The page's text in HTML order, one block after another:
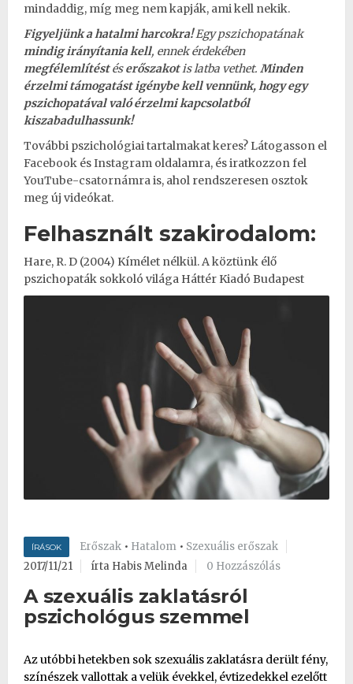
mindaddig, míg meg nem kapják, ami kell nekik.
Figyeljünk a hatalmi harcokra!Egy pszichopatának
mindig irányítania kell, ennek érdekében
megfélemlítéstéserőszakotis latba vethet. Minden
érzelmi támogatást igénybe kell vennünk, hogy egy
pszichopatával való érzelmi kapcsolatból
kiszabadulhassunk!
További pszichológiai tartalmakat keres? Látogasson el
Facebook ésInstagram oldalamra, és iratkozzon fel
YouTube-csatornámrais, ahol rendszeresen osztok
meg új videókat.
Felhasznált szakirodalom:
Hare, R. D (2004) Kímélet nélkül. A köztünk élő
pszichopaták sokkoló világa Háttér Kiadó Budapest
ÍRÁSOK Erőszak • Hatalom • Szexuális erőszak
2017/11/21
írta Habis Melinda 0 Hozzászólás
A szexuális zaklatásról
pszichológus szemmel
Az utóbbi hetekben sok szexuális zaklatásra derült fény,
színészek vallottak a velük évekkel, évtizedekkel ezelőtt